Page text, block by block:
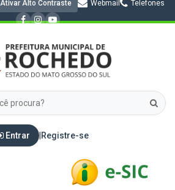
Ativar Alto Contraste Webmail Telefones
Entrar Registre-se